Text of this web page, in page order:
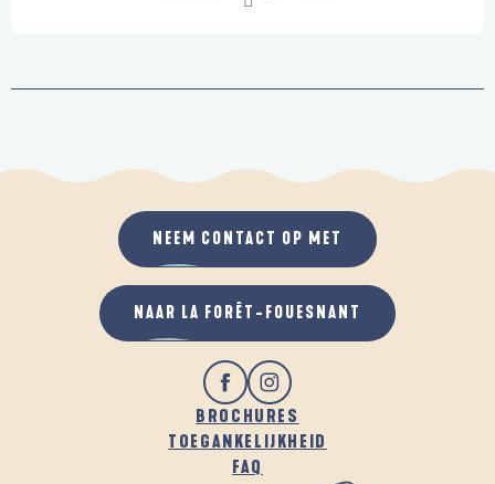
BROCHURES
TOEGANKELIJKHEID
FAQ
NEEM CONTACT OP MET
NAAR LA FORÊT-FOUESNANT